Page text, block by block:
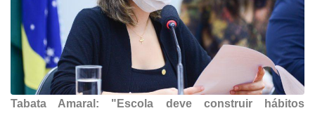
Tabata Amaral: "Escola deve construir hábitos